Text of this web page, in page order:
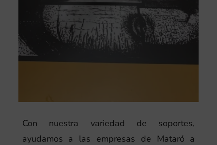
Con nuestra variedad de soportes,
ayudamos a las empresas de Mataró a